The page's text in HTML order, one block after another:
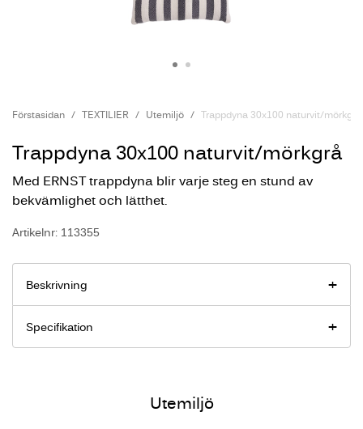
Förstasidan TEXTILIER Utemiljö Trappdyna 30x100 naturvit/mörkgrå
Trappdyna 30x100 naturvit/mörkgrå
Med ERNST trappdyna blir varje steg en stund av
bekvämlighet och lätthet.
Artikelnr: 113355
Beskrivning
Specifikation
Utemiljö